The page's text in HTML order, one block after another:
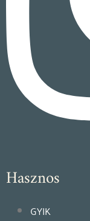
Hasznos
GYIK